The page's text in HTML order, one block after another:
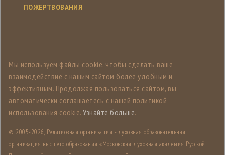
ПОЖЕРТВОВАНИЯ
Мы используем файлы cookie, чтобы сделать ваше
взаимодействие с нашим сайтом более удобным и
эффективным. Продолжая пользоваться сайтом, вы
автоматически соглашаетесь с нашей политикой
использования cookie. Узнайте больше.
© 2005-2026, Религиозная организация - духовная образовательная
организация высшего образования «Московская духовная академия Русской